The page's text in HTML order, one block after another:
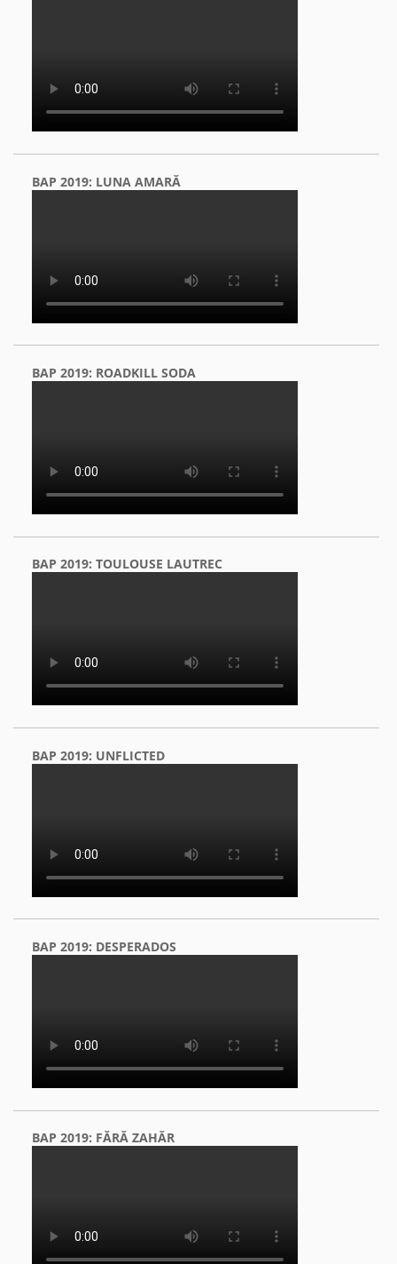
BAP 2019: LUNA AMARĂ
BAP 2019: ROADKILL SODA
BAP 2019: TOULOUSE LAUTREC
BAP 2019: UNFLICTED
BAP 2019: DESPERADOS
BAP 2019: FĂRĂ ZAHĂR